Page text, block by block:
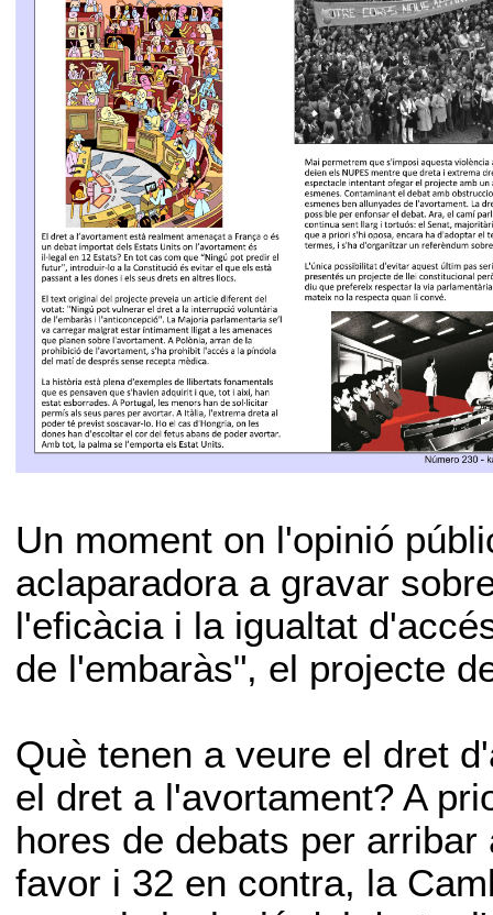
Un moment on l'opinió
aclaparadora a gravar
l'eficàcia i la igualtat
de l'embaràs", el projecte
Què tenen a veure el dret
el dret a l'avortament? A
hores de debats per
favor i 32 en contra, la